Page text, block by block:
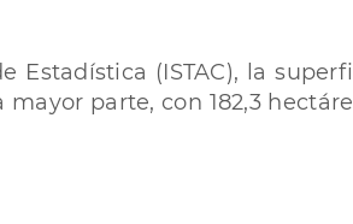
(ISTAC), la
parte, con 182,3